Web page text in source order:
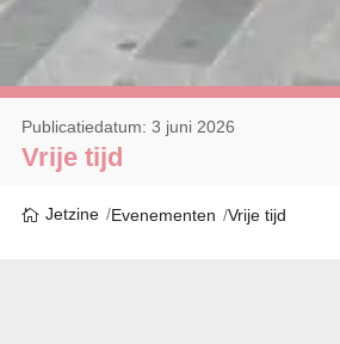
Vrije tijd
Publicatiedatum: 3 juni 2026
Jetzine Evenementen Vrije tijd